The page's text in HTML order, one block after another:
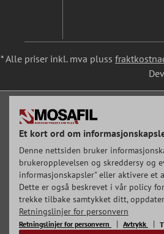
* Alle priser inkl. mva pluss
Et kort ord om
Denne nettsiden bruker
brukeropplevelsen og skreddersy og
informasjonskapsler" eller aktivere
Dette er også beskrevet i vår policy
trekke tilbake samtykket ditt,
Retningslinjer for personvern
Retningslinjer for personvern Avtrykk